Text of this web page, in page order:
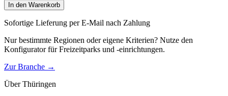
In den Warenkorb
Sofortige Lieferung per E-Mail nach Zahlung
Nur bestimmte Regionen oder eigene Kriterien? Nutze den
Konfigurator fürFreizeitparks und -einrichtungen.
Zur Branche →
ÜberThüringen